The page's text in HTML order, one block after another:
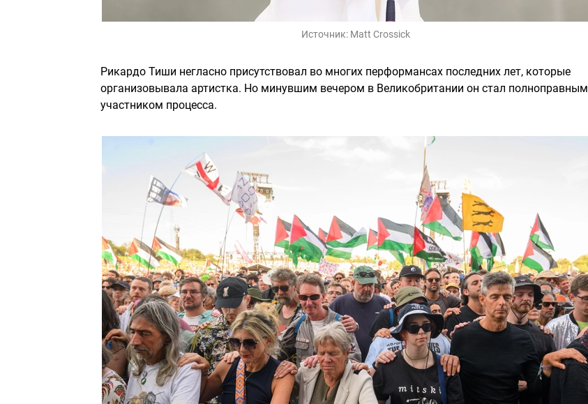
Источник: Matt Crossick
Рикардо Тиши негласно присутствовал во многих перформансах последних лет, которые
организовывала артистка. Но минувшим вечером в Великобритании он стал полноправным
участником процесса.